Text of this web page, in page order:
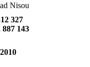
Nisou
327
887 143